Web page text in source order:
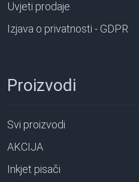
Uvjeti prodaje
Izjava o privatnosti - GDPR
Proizvodi
Svi proizvodi
AKCIJA
Inkjet pisači